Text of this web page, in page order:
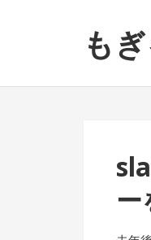
ビ
ゲ
ン
テ
も
ー